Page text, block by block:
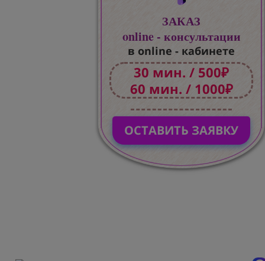
ЗАКАЗ
online - консультации
в online - кабинете
30 мин. / 500₽
60 мин. / 1000₽
ОСТАВИТЬ ЗАЯВКУ